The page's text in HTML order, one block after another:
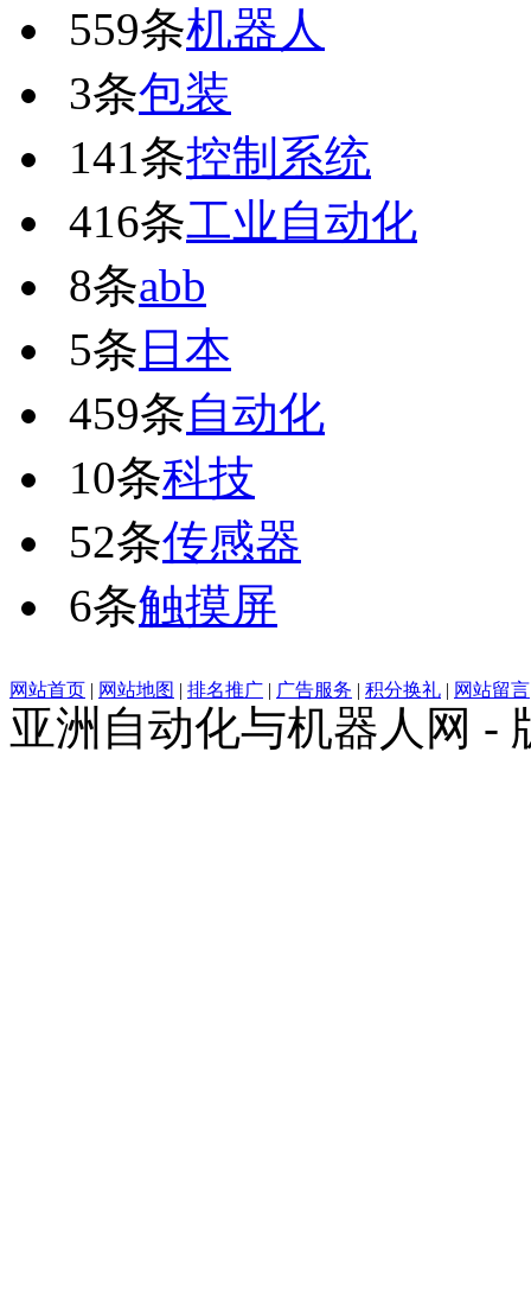
559条机器人
3条包装
141条控制系统
416条工业自动化
8条abb
5条日本
459条自动化
10条科技
52条传感器
6条触摸屏
网站首页 | 网站地图 | 排名推广 | 广告服务 | 积分换礼 | 网站留言
亚洲自动化与机器人网 -